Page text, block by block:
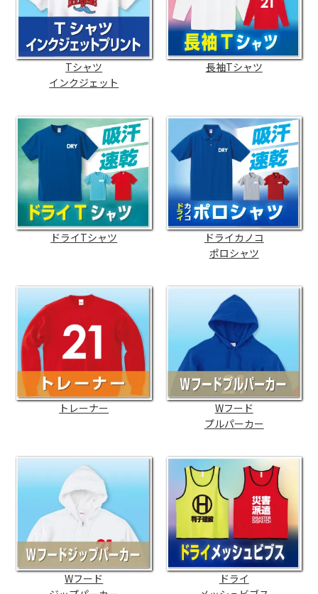
Tシャツ
インクジェット
長袖Tシャツ
ドライTシャツ
ドライカノコ
ポロシャツ
トレーナー
Wフード
プルパーカー
Wフード
ドライ